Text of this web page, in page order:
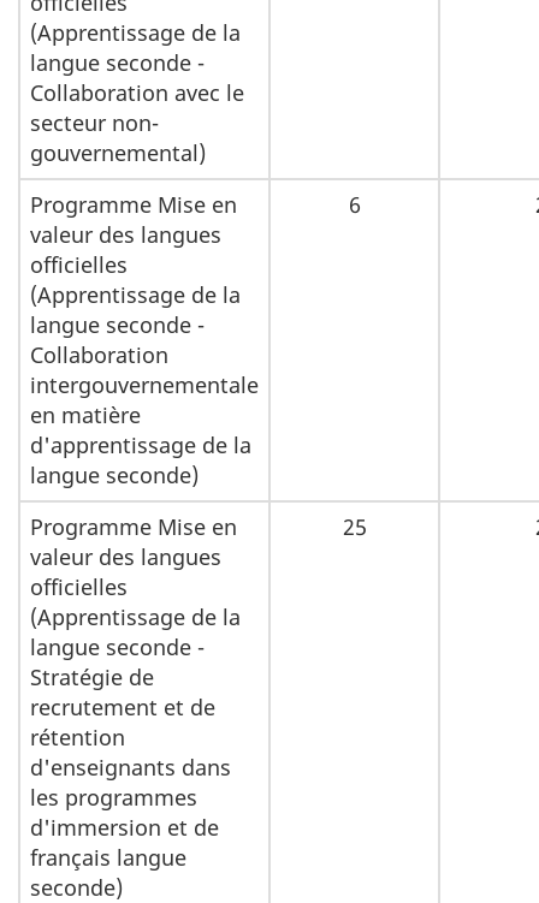
(Apprentissage de la
langue seconde -
Collaboration avec le
secteur non-
gouvernemental)
Programme Mise en
valeur des langues
officielles
(Apprentissage de la
langue seconde -
Collaboration
intergouvernementale
en matière
d'apprentissage de la
langue seconde)
6
Programme Mise en
valeur des langues
officielles
(Apprentissage de la
langue seconde -
Stratégie de
recrutement et de
rétention
d'enseignants dans
les programmes
d'immersion et de
français langue
seconde)
25